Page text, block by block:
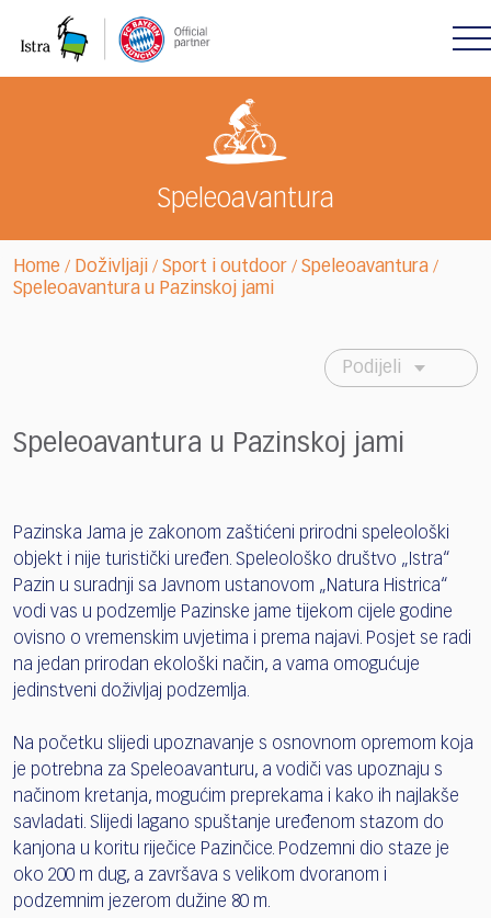
note:
Speleoavantura
Home / Doživljaji / Sport i outdoor / Speleoavantura /
Speleoavantura u Pazinskoj jami
Podijeli
Speleoavantura u Pazinskoj jami
Pazinska Jama je zakonom zaštićeni prirodni speleološki
objekt i nije turistički uređen. Speleološko društvo „Istra“
Pazin u suradnji sa Javnom ustanovom „Natura Histrica“
vodi vas u podzemlje Pazinske jame tijekom cijele godine
ovisno o vremenskim uvjetima i prema najavi. Posjet se radi
na jedan prirodan ekološki način, a vama omogućuje
jedinstveni doživljaj podzemlja.
Na početku slijedi upoznavanje s osnovnom opremom koja
je potrebna za Speleoavanturu, a vodiči vas upoznaju s
načinom kretanja, mogućim preprekama i kako ih najlakše
savladati. Slijedi lagano spuštanje uređenom stazom do
kanjona u koritu riječice Pazinčice. Podzemni dio staze je
oko 200 m dug, a završava s velikom dvoranom i
podzemnim jezerom dužine 80 m.